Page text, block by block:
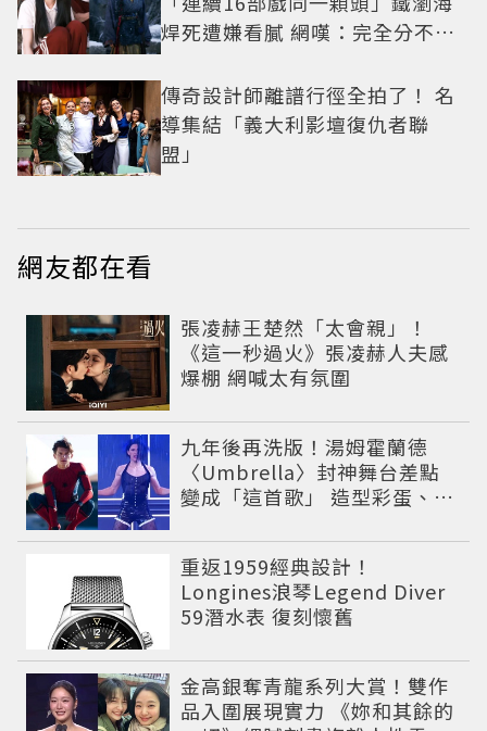
焊死遭嫌看膩 網嘆：完全分不出
傳奇設計師離譜行徑全拍了！ 名
導集結「義大利影壇復仇者聯
盟」
網友都在看
張凌赫王楚然「太會親」！
《這一秒過火》張凌赫人夫感
爆棚 網喊太有氛圍
九年後再洗版！湯姆霍蘭德
〈Umbrella〉封神舞台差點
變成「這首歌」 造型彩蛋、暖
重返1959經典設計！
Longines浪琴Legend Diver
59潛水表 復刻懷舊
金高銀奪青龍系列大賞！雙作
品入圍展現實力 《妳和其餘的